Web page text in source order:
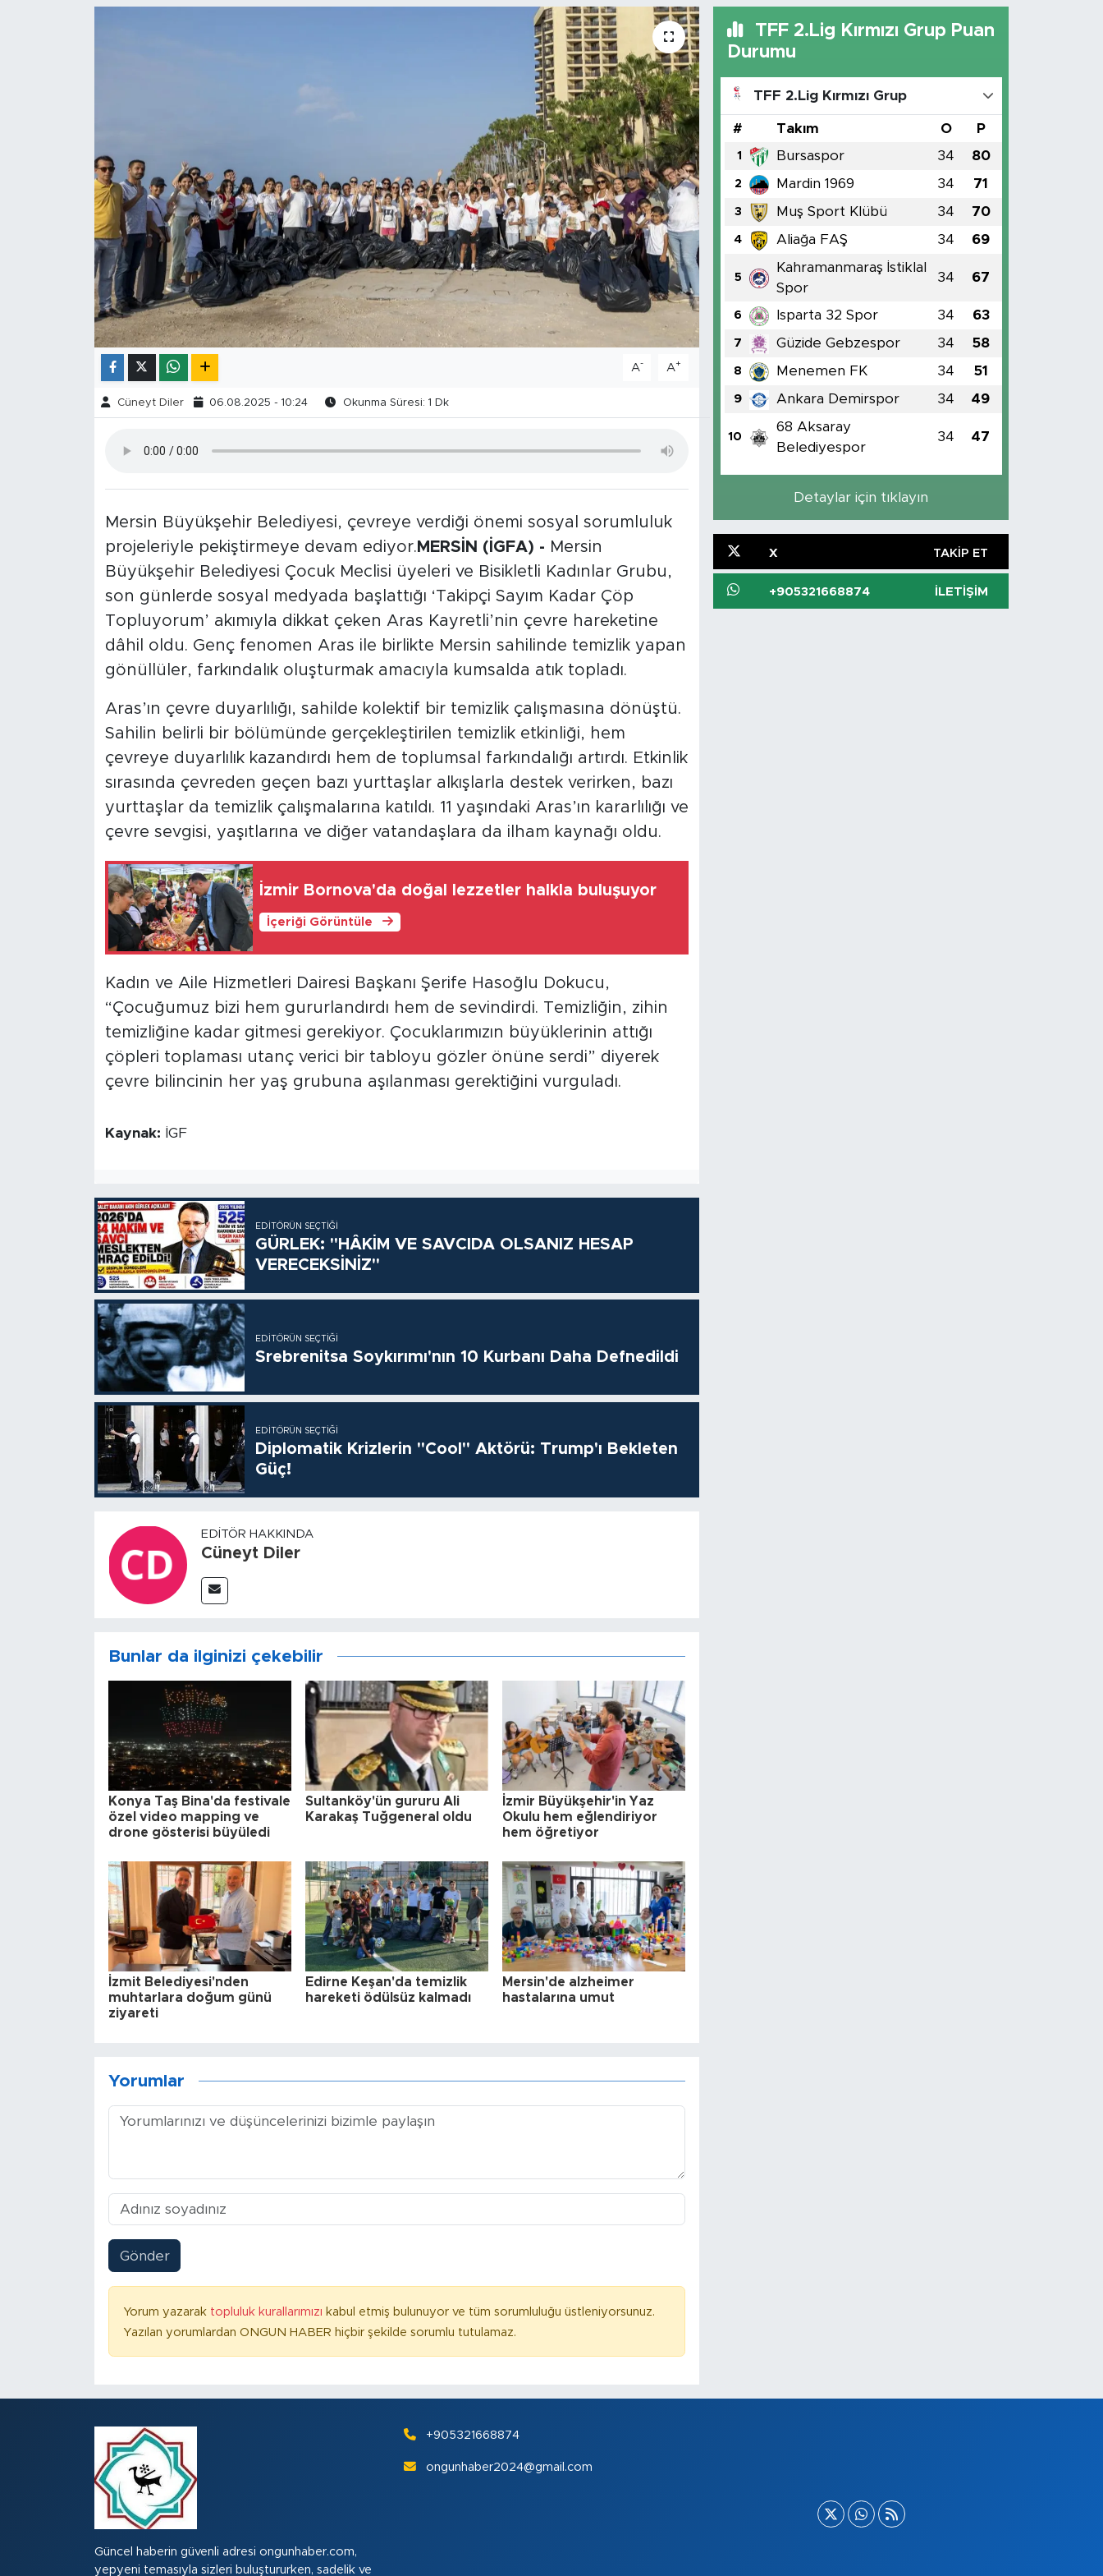
A- A+
Cüneyt Diler 06.08.2025 - 10:24 Okunma Süresi: 1 Dk
Mersin Büyükşehir Belediyesi, çevreye verdiği önemi sosyal sorumluluk
projeleriyle pekiştirmeye devam ediyor. MERSİN (İGFA) - Mersin
Büyükşehir Belediyesi Çocuk Meclisi üyeleri ve Bisikletli Kadınlar Grubu,
son günlerde sosyal medyada başlattığı ‘Takipçi Sayım Kadar Çöp
Topluyorum’ akımıyla dikkat çeken Aras Kayretli’nin çevre hareketine
dâhil oldu. Genç fenomen Aras ile birlikte Mersin sahilinde temizlik yapan
gönüllüler, farkındalık oluşturmak amacıyla kumsalda atık topladı.
Aras’ın çevre duyarlılığı, sahilde kolektif bir temizlik çalışmasına dönüştü.
Sahilin belirli bir bölümünde gerçekleştirilen temizlik etkinliği, hem
çevreye duyarlılık kazandırdı hem de toplumsal farkındalığı artırdı. Etkinlik
sırasında çevreden geçen bazı yurttaşlar alkışlarla destek verirken, bazı
yurttaşlar da temizlik çalışmalarına katıldı. 11 yaşındaki Aras’ın kararlılığı ve
çevre sevgisi, yaşıtlarına ve diğer vatandaşlara da ilham kaynağı oldu.
İzmir Bornova'da doğal lezzetler halkla buluşuyor
İçeriği Görüntüle
Kadın ve Aile Hizmetleri Dairesi Başkanı Şerife Hasoğlu Dokucu,
“Çocuğumuz bizi hem gururlandırdı hem de sevindirdi. Temizliğin, zihin
temizliğine kadar gitmesi gerekiyor. Çocuklarımızın büyüklerinin attığı
çöpleri toplaması utanç verici bir tabloyu gözler önüne serdi” diyerek
çevre bilincinin her yaş grubuna aşılanması gerektiğini vurguladı.
Kaynak: İGF
EDITÖRÜN SEÇTIĞI
GÜRLEK: "HÂKİM VE SAVCIDA OLSANIZ HESAP
VERECEKSİNİZ"
EDITÖRÜN SEÇTIĞI
Srebrenitsa Soykırımı'nın 10 Kurbanı Daha Defnedildi
EDITÖRÜN SEÇTIĞI
Diplomatik Krizlerin "Cool" Aktörü: Trump'ı Bekleten
Güç!
EDITÖR HAKKINDA
Cüneyt Diler
Bunlar da ilginizi çekebilir
Konya Taş Bina'da festivale
özel video mapping ve
drone gösterisi büyüledi
Sultanköy'ün gururu Ali
Karakaş Tuğgeneral oldu
İzmir Büyükşehir'in Yaz
Okulu hem eğlendiriyor
hem öğretiyor
İzmit Belediyesi'nden
muhtarlara doğum günü
ziyareti
Edirne Keşan'da temizlik
hareketi ödülsüz kalmadı
Mersin'de alzheimer
hastalarına umut
Yorumlar
Gönder
Yorum yazarak topluluk kurallarımızı kabul etmiş bulunuyor ve tüm sorumluluğu üstleniyorsunuz.
Yazılan yorumlardan ONGUN HABER hiçbir şekilde sorumlu tutulamaz.
TFF 2.Lig Kırmızı Grup Puan
Durumu
TFF 2.Lig Kırmızı Grup
# Takım O P
1 Bursaspor 34 80
2 Mardin 1969 34 71
3 Muş Sport Klübü 34 70
4 Aliağa FAŞ 34 69
5
Kahramanmaraş İstiklal
Spor
34 67
6 Isparta 32 Spor 34 63
7 Güzide Gebzespor 34 58
8 Menemen FK 34 51
9 Ankara Demirspor 34 49
10
68 Aksaray
Belediyespor
34 47
Detaylar için tıklayın
X TAKIP ET
+905321668874 İLETIŞIM
Güncel haberin güvenli adresi ongunhaber.com,
yepyeni temasıyla sizleri buluştururken, sadelik ve
+905321668874
ongunhaber2024@gmail.com